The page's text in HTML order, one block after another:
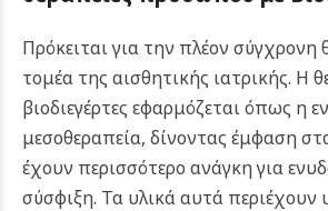
Πρόκειται για την πλέον σύγχρονη
τομέα της αισθητικής ιατρικής. Η
βιοδιεγέρτες εφαρμόζεται όπως η
μεσοθεραπεία, δίνοντας έμφαση
έχουν περισσότερο ανάγκη για
σύσφιξη. Τα υλικά αυτά περιέχουν